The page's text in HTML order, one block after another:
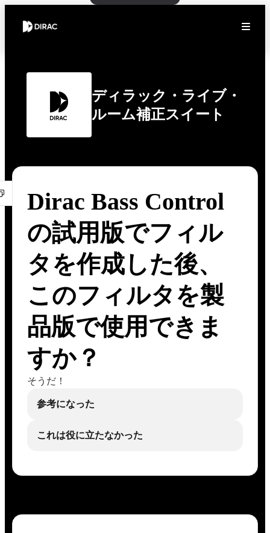
ディラック・ライブ・
ルーム補正スイート
Dirac Bass Control
の試用版でフィル
タを作成した後、
このフィルタを製
品版で使用できま
すか？
そうだ！
参考になった
これは役に立たなかった